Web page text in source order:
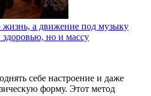
жизнь, а движение под музыку
здоровью, но и массу
себе настроение и даже
форму. Этот метод